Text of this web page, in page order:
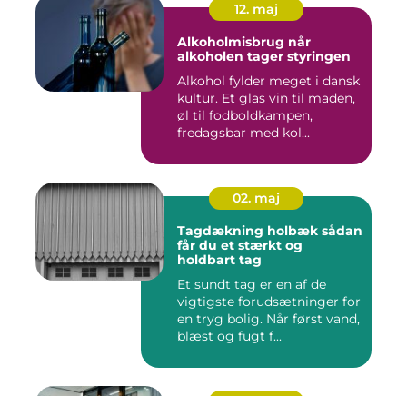
12. maj
Alkoholmisbrug når
alkoholen tager styringen
Alkohol fylder meget i dansk
kultur. Et glas vin til maden,
øl til fodboldkampen,
fredagsbar med kol...
02. maj
Tagdækning holbæk sådan
får du et stærkt og
holdbart tag
Et sundt tag er en af de
vigtigste forudsætninger for
en tryg bolig. Når først vand,
blæst og fugt f...